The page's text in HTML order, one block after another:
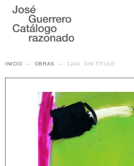
INICIO OBRAS 1240. SIN TÍTULO